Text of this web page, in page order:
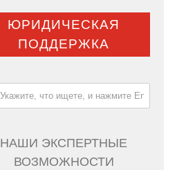
ЮРИДИЧЕСКАЯ
ПОДДЕРЖКА
НАШИ ЭКСПЕРТНЫЕ
ВОЗМОЖНОСТИ